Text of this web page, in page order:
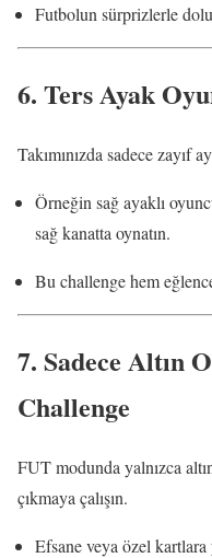
Futbolun sürprizlerle dolu
6. Ters Ayak
Takımınızda sadece zayıf
Örneğin sağ ayaklı
sağ kanatta oynatın.
Bu challenge hem
7. Sadece Altın
Challenge
FUT modunda yalnızca
çıkmaya çalışın.
Efsane veya özel kartlara